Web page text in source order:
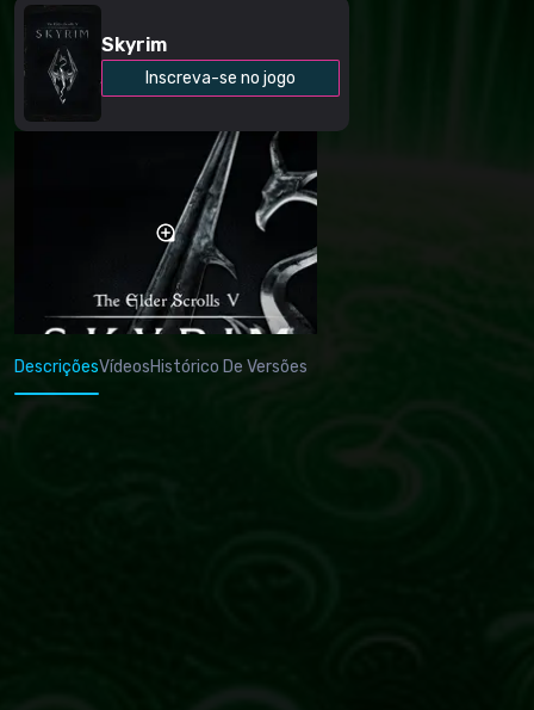
Skyrim
Inscreva-se no jogo
DescriçõesVídeosHistórico De Versões